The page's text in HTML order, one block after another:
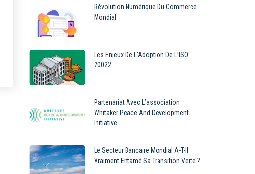
Révolution Numérique Du Commerce
Mondial
Les Enjeux De L’Adoption De L’ISO
20022
Partenariat Avec L’association
Whitaker Peace And Development
Initiative
Le Secteur Bancaire Mondial A-T-Il
Vraiment Entamé Sa Transition Verte ?